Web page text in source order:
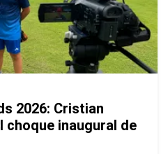
2026: Cristian
choque inaugural de